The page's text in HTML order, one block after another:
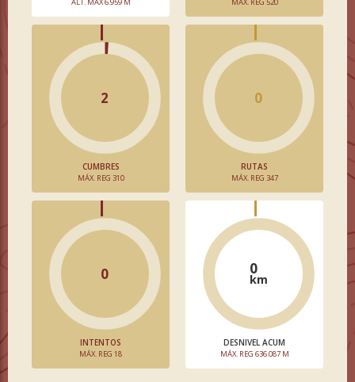
2
CUMBRES
MÁX. REG 310
0
RUTAS
MÁX. REG 347
0
INTENTOS
MÁX. REG 18
0
km
DESNIVEL ACUM
MÁX. REG 636.087 M